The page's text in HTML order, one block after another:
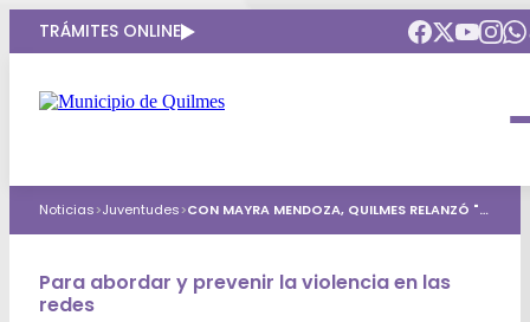
TRÁMITES ONLINE
Intendenta
Gobierno Abierto
Áreas de gobierno
Seguridad
ARQUI
Mi Quilmes Digital
Noticias>Juventudes> CON MAYRA MENDOZA, QUILMES RELANZÓ "QUILMES EN ENTORNOS DIGITALES"
Para abordar y prevenir la violencia en las
redes